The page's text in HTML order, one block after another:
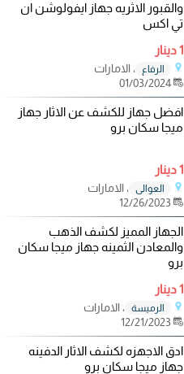
والقبور الاثريه جهاز ايفولوشن ان
تي اكس
1 دينار
الرفاع
، الامارات
01/03/2024
افضل جهاز للكشف عن الاثار جهاز
ميجا سكان برو
1 دينار
العوالي
، الامارات
12/26/2023
الجهاز المميز لكشف الذهب
والمعادن الثمينه جهاز ميجا سكان
برو
1 دينار
الرميسة
، الامارات
12/21/2023
ادق الاجهزه لكشف الاثار الدفينه
جهاز ميجا سكان برو